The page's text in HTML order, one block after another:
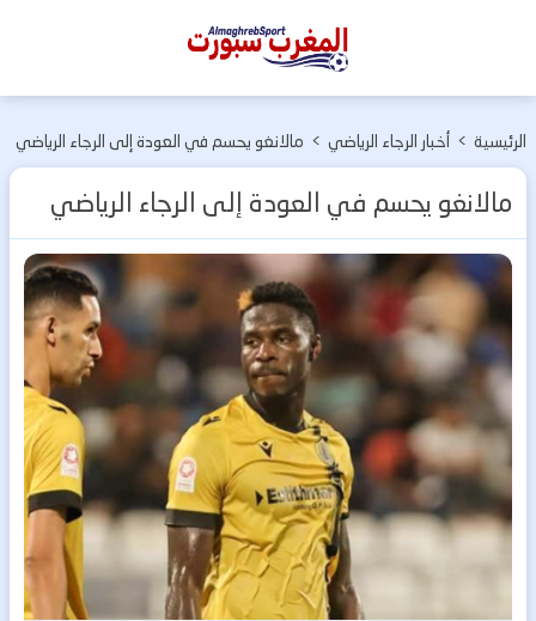
المغرب
الرئيسية > أخبار الرجاء الرياضي > مالانغو يحسم في العودة إلى الرجاء الرياضي
مالانغو يحسم في العودة إلى الرجاء الرياضي